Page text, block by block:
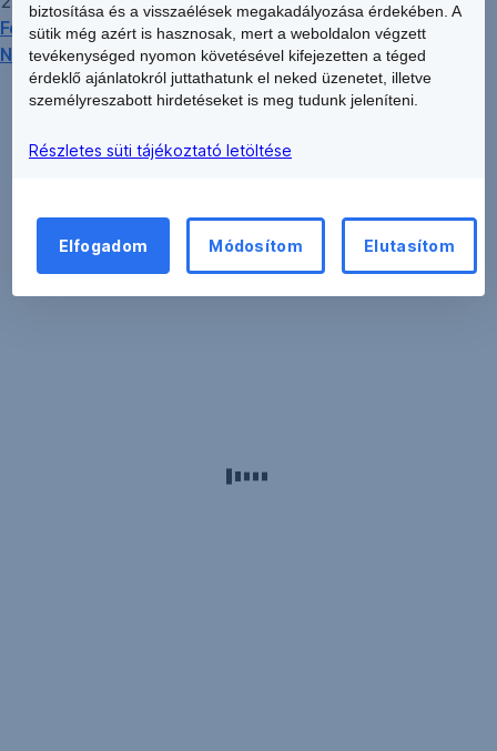
Feltételekelnevezésű dokumentuma és a hozzá tartozó
Nyilvános Ajánlattétel
biztosítása és a visszaélések megakadályozása érdekében. A
sütik még azért is hasznosak, mert a weboldalon végzett
tevékenységed nyomon követésével kifejezetten a téged
érdeklő ajánlatokról juttathatunk el neked üzenetet, illetve
személyreszabott hirdetéseket is meg tudunk jeleníteni.
Részletes süti tájékoztató letöltése
Elfogadom Módosítom Elutasítom